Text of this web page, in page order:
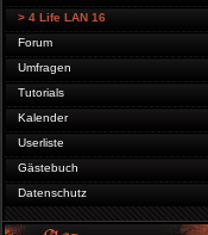
> 4 Life LAN 16
Forum
Umfragen
Tutorials
Kalender
Userliste
Gästebuch
Datenschutz